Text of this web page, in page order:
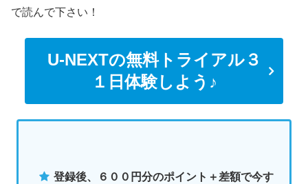
で読んで下さい！
U-NEXTの無料トライアル３
１日体験しよう♪
登録後、６００円分のポイント＋差額で今す